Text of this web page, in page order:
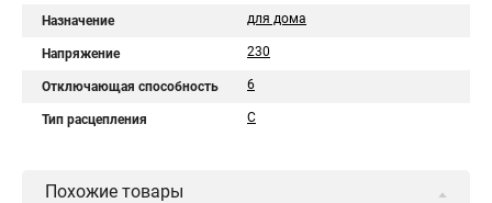
Назначение для дома
Напряжение 230
Отключающая способность 6
Тип расцепления C
Похожие товары